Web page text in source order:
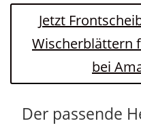
Jetzt
Wischerblättern
bei
Der passende